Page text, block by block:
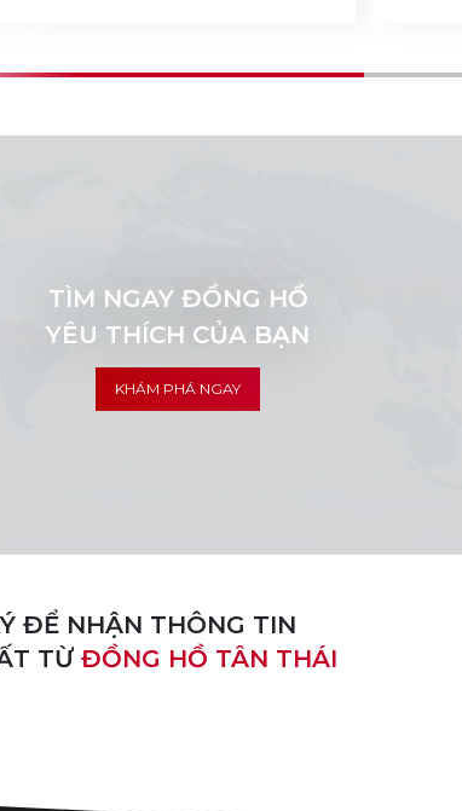
TÌM NGAY ĐỒNG HỒ
YÊU THÍCH CỦA BẠN
KHÁM PHÁ NGAY
ĐỂ NHẬN THÔNG TIN
TỪ ĐỒNG HỒ TÂN THÁI